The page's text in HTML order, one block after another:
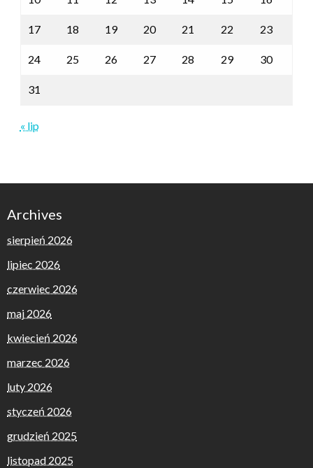
17 18 19 20 21 22 23
24 25 26 27 28 29 30
31
« lip
Archives
sierpień 2026
lipiec 2026
czerwiec 2026
maj 2026
kwiecień 2026
marzec 2026
luty 2026
styczeń 2026
grudzień 2025
listopad 2025